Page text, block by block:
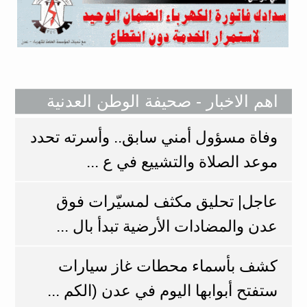
اهم الاخبار - صحيفة الوطن العدنية
وفاة مسؤول أمني سابق.. وأسرته تحدد
موعد الصلاة والتشييع في ع ...
عاجل| تحليق مكثف لمسيّرات فوق
عدن والمضادات الأرضية تبدأ بال ...
كشف بأسماء محطات غاز سيارات
ستفتح أبوابها اليوم في عدن (الكم ...